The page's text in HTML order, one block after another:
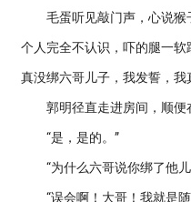
毛蛋听见敲门声，心说猴
个人完全不认识，吓的腿一
真没绑六哥儿子，我发誓，我
郭明径直走进房间，顺便
“是，是的。”
“为什么六哥说你绑了他儿
“误会啊！大哥！我就是随